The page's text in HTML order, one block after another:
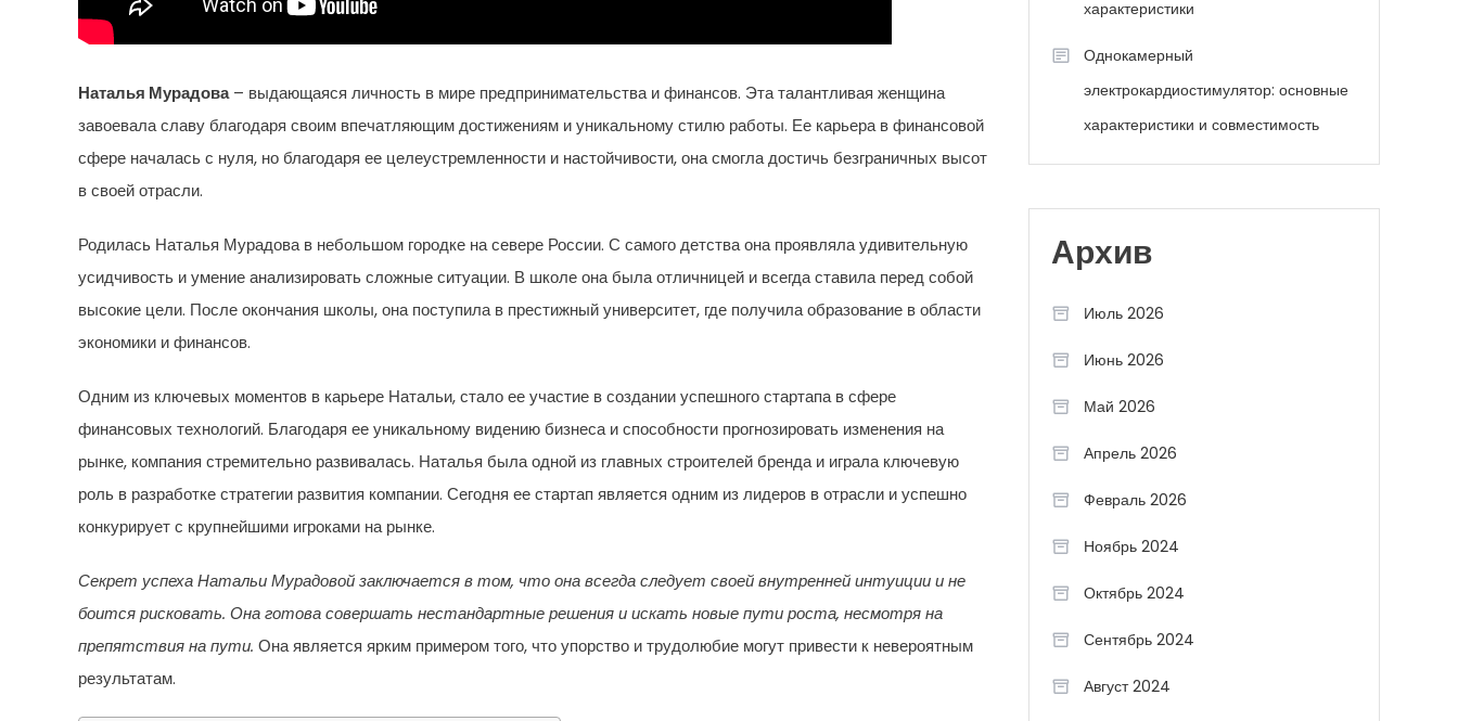
Наталья Мурадова– выдающаяся личность в мире предпринимательства и финансов. Эта талантливая женщина
завоевала славу благодаря своим впечатляющим достижениям и уникальному стилю работы. Ее карьера в финансовой
сфере началась с нуля, но благодаря ее целеустремленности и настойчивости, она смогла достичь безграничных высот
в своей отрасли.
Родилась Наталья Мурадова в небольшом городке на севере России. С самого детства она проявляла удивительную
усидчивость и умение анализировать сложные ситуации. В школе она была отличницей и всегда ставила перед собой
высокие цели. После окончания школы, она поступила в престижный университет, где получила образование в области
экономики и финансов.
Одним из ключевых моментов в карьере Натальи, стало ее участие в создании успешного стартапа в сфере
финансовых технологий. Благодаря ее уникальному видению бизнеса и способности прогнозировать изменения на
рынке, компания стремительно развивалась. Наталья была одной из главных строителей бренда и играла ключевую
роль в разработке стратегии развития компании. Сегодня ее стартап является одним из лидеров в отрасли и успешно
конкурирует с крупнейшими игроками на рынке.
Секрет успеха Натальи Мурадовой заключается в том, что она всегда следует своей внутренней интуиции и не
боится рисковать. Она готова совершать нестандартные решения и искать новые пути роста, несмотря на
препятствия на пути. Она является ярким примером того, что упорство и трудолюбие могут привести к невероятным
результатам.
характеристики
Однокамерный
электрокардиостимулятор: основные
характеристики и совместимость
Архив
Июль 2026
Июнь 2026
Май 2026
Апрель 2026
Февраль 2026
Ноябрь 2024
Октябрь 2024
Сентябрь 2024
Август 2024